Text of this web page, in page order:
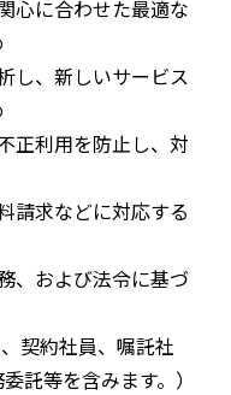
心に合わせた最適な
し、新しいサービス
正利用を防止し、対
請求などに対応する
、および法令に基づ
契約社員、嘱託社
託等を含みます。）